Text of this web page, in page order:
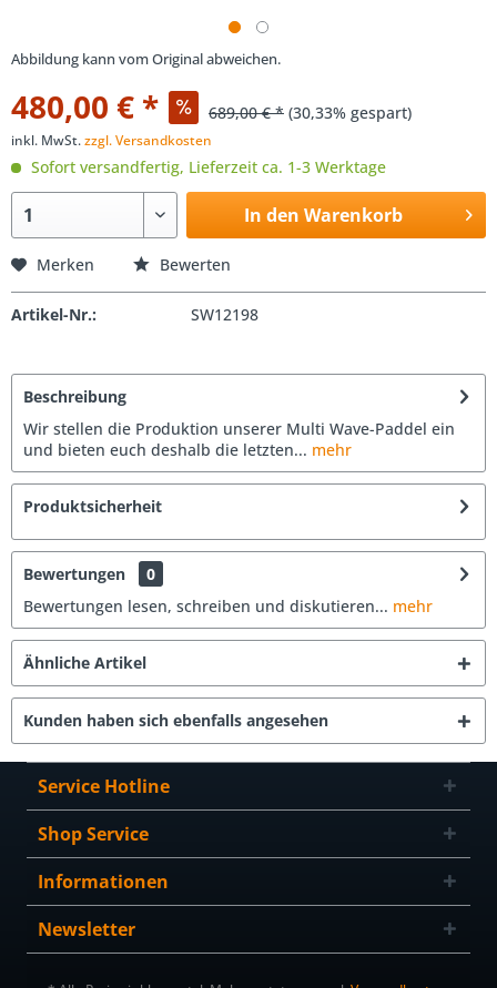
Abbildung kann vom Original abweichen.
480,00 € * 689,00 € * (30,33% gespart)
inkl. MwSt.zzgl. Versandkosten
Sofort versandfertig, Lieferzeit ca. 1-3 Werktage
In den Warenkorb
Merken Bewerten
Artikel-Nr.: SW12198
Beschreibung
Wir stellen die Produktion unserer Multi Wave-Paddel ein
und bieten euch deshalb die letzten... mehr
Produktsicherheit
Bewertungen
0
Bewertungen lesen, schreiben und diskutieren... mehr
Ähnliche Artikel
Kunden haben sich ebenfalls angesehen
Service Hotline
Shop Service
Informationen
Newsletter